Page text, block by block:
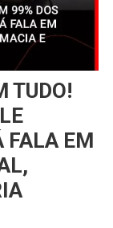
TUDO!
FALA EM